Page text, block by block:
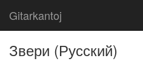
Gitarkantoj
Звери (Русский)